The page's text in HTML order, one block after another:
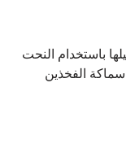
باستخدام النحت
سماكة الفخذين